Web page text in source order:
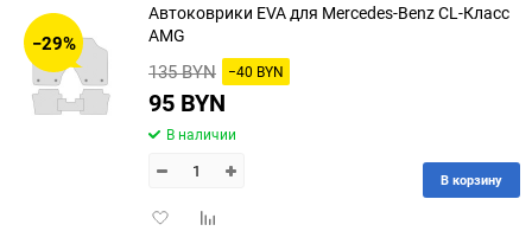
30
150
−29%
Автоковрики EVA для Mercedes-Benz CL-Класс
AMG
135 BYN −40 BYN
95 BYN
В наличии
ДобавитьДобавить
В корзину